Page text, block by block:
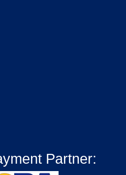
Partner: